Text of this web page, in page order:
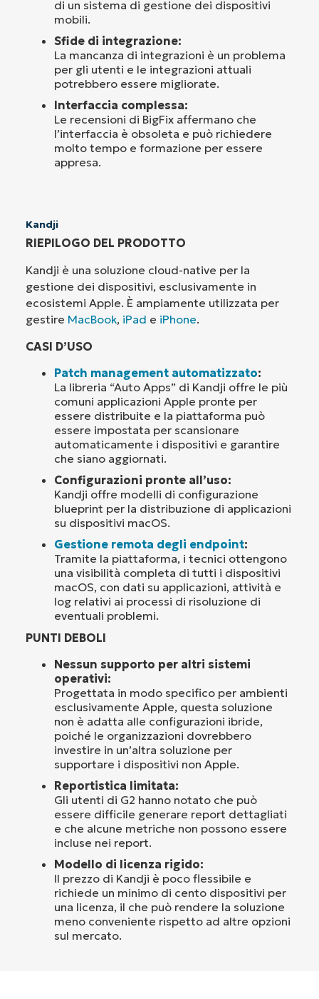
di un sistema di gestione dei dispositivi
mobili.
Sfide di integrazione:
La mancanza di integrazioni è un problema
per gli utenti e le integrazioni attuali
potrebbero essere migliorate.
Interfaccia complessa:
Le recensioni di BigFix affermano che
l’interfaccia è obsoleta e può richiedere
molto tempo e formazione per essere
appresa.
Kandji
RIEPILOGO DEL PRODOTTO
Kandji è una soluzione cloud-native per la
gestione dei dispositivi, esclusivamente in
ecosistemi Apple. È ampiamente utilizzata per
gestire MacBook, iPad e iPhone.
CASI D’USO
Patch management automatizzato:
La libreria “Auto Apps” di Kandji offre le più
comuni applicazioni Apple pronte per
essere distribuite e la piattaforma può
essere impostata per scansionare
automaticamente i dispositivi e garantire
che siano aggiornati.
Configurazioni pronte all’uso:
Kandji offre modelli di configurazione
blueprint per la distribuzione di applicazioni
su dispositivi macOS.
Gestione remota degli endpoint:
Tramite la piattaforma, i tecnici ottengono
una visibilità completa di tutti i dispositivi
macOS, con dati su applicazioni, attività e
log relativi ai processi di risoluzione di
eventuali problemi.
PUNTI DEBOLI
Nessun supporto per altri sistemi
operativi:
Progettata in modo specifico per ambienti
esclusivamente Apple, questa soluzione
non è adatta alle configurazioni ibride,
poiché le organizzazioni dovrebbero
investire in un’altra soluzione per
supportare i dispositivi non Apple.
Reportistica limitata:
Gli utenti di G2 hanno notato che può
essere difficile generare report dettagliati
e che alcune metriche non possono essere
incluse nei report.
Modello di licenza rigido:
Il prezzo di Kandji è poco flessibile e
richiede un minimo di cento dispositivi per
una licenza, il che può rendere la soluzione
meno conveniente rispetto ad altre opzioni
sul mercato.